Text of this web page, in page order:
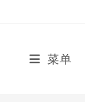
菜单